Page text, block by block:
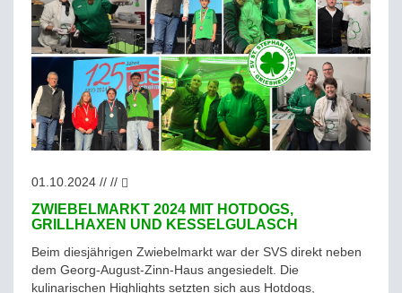
01.10.2024 // //
ZWIEBELMARKT 2024 MIT HOTDOGS,
GRILLHAXEN UND KESSELGULASCH
Beim diesjährigen Zwiebelmarkt war der SVS direkt neben
dem Georg-August-Zinn-Haus angesiedelt. Die
kulinarischen Highlights setzten sich aus Hotdogs,